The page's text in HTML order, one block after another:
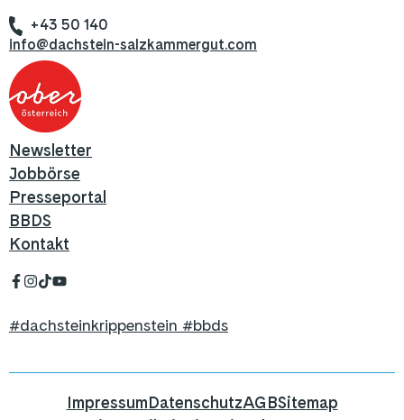
+43 50 140
info@dachstein-salzkammergut.com
Newsletter
Jobbörse
Presseportal
BBDS
Kontakt
#dachsteinkrippenstein #bbds
ImpressumDatenschutzAGBSitemap